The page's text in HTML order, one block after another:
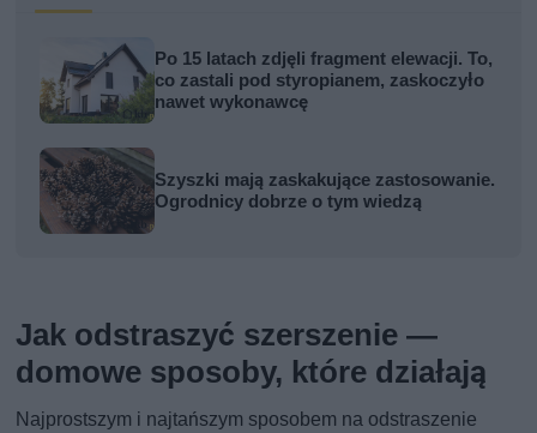
Po 15 latach zdjęli fragment elewacji. To,
co zastali pod styropianem, zaskoczyło
nawet wykonawcę
Szyszki mają zaskakujące zastosowanie.
Ogrodnicy dobrze o tym wiedzą
Jak odstraszyć szerszenie —
domowe sposoby, które działają
Najprostszym i najtańszym sposobem na odstraszenie